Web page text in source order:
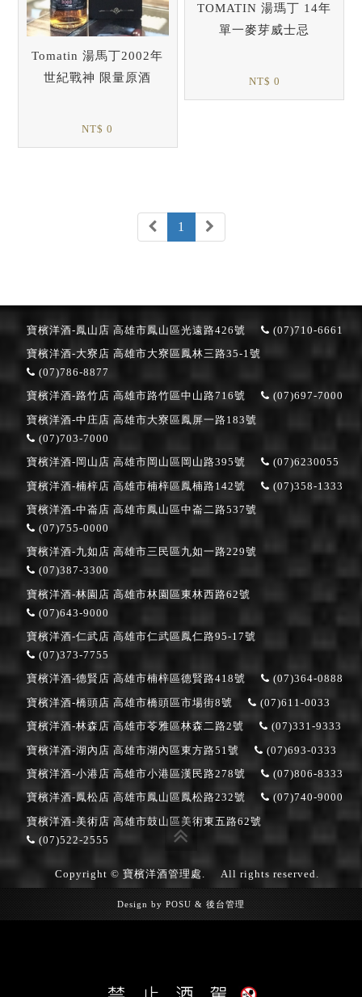
Tomatin 湯馬丁2002年
世紀戰神 限量原酒
NT$ 0
TOMATIN 湯瑪丁 14年
單一麥芽威士忌
NT$ 0
1
寶檳洋酒-鳳山店 高雄市鳳山區光遠路426號 (07)710-6661
寶檳洋酒-大寮店 高雄市大寮區鳳林三路35-1號
(07)786-8877
寶檳洋酒-路竹店 高雄市路竹區中山路716號 (07)697-7000
寶檳洋酒-中庄店 高雄市大寮區鳳屏一路183號
(07)703-7000
寶檳洋酒-岡山店 高雄市岡山區岡山路395號 (07)6230055
寶檳洋酒-楠梓店 高雄市楠梓區鳳楠路142號 (07)358-1333
寶檳洋酒-中崙店 高雄市鳳山區中崙二路537號
(07)755-0000
寶檳洋酒-九如店 高雄市三民區九如一路229號
(07)387-3300
寶檳洋酒-林園店 高雄市林園區東林西路62號
(07)643-9000
寶檳洋酒-仁武店 高雄市仁武區鳳仁路95-17號
(07)373-7755
寶檳洋酒-德賢店 高雄市楠梓區德賢路418號 (07)364-0888
寶檳洋酒-橋頭店 高雄市橋頭區市場街8號 (07)611-0033
寶檳洋酒-林森店 高雄市苓雅區林森二路2號 (07)331-9333
寶檳洋酒-湖內店 高雄市湖內區東方路51號 (07)693-0333
寶檳洋酒-小港店 高雄市小港區漢民路278號 (07)806-8333
寶檳洋酒-鳳松店 高雄市鳳山區鳳松路232號 (07)740-9000
寶檳洋酒-美術店 高雄市鼓山區美術東五路62號
(07)522-2555
Copyright © 寶檳洋酒管理處. All rights reserved.
Design by POSU & 後台管理